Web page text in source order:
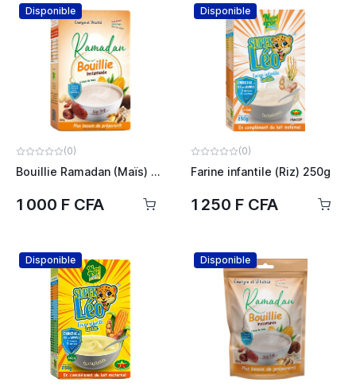
Disponible
(0)
Bouillie Ramadan (Maïs) 260g
1 000 F CFA
Disponible
(0)
Farine infantile (Riz) 250g
1 250 F CFA
Disponible Disponible